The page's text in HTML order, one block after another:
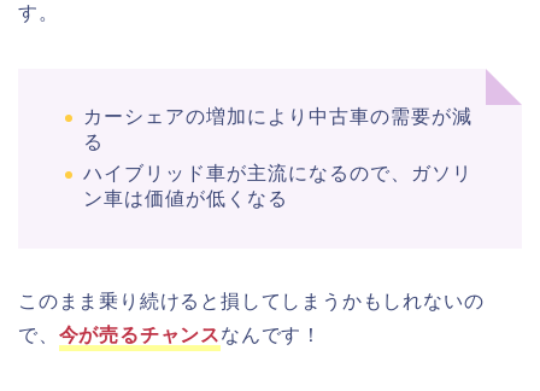
す。
カーシェアの増加により中古車の需要が減
る
ハイブリッド車が主流になるので、ガソリ
ン車は価値が低くなる
このまま乗り続けると損してしまうかもしれないの
で、 今が売るチャンスなんです！